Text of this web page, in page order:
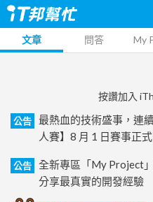
文章 問答 My
按讚加入
公告
最熱血的技術盛事，連
人賽】8 月 1 日賽事正式
公告
全新專區「My Project
分享最真實的開發經驗